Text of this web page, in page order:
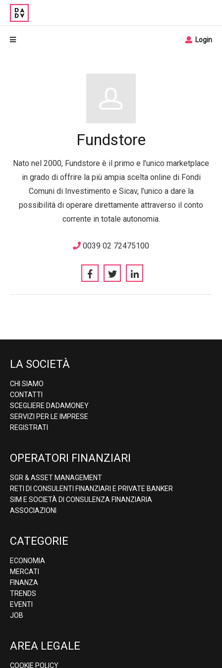
Login
Fundstore
Nato nel 2000, Fundstore è il primo e l’unico marketplace
in grado di offrire la più ampia scelta online di Fondi
Comuni di Investimento e Sicav, l’unico a dare la
possibilità di operare direttamente attraverso il conto
corrente in totale autonomia.
0039 02 72475100
LA SOCIETÀ
CHI SIAMO
CONTATTI
SCEGLIERE DADAMONEY
SERVIZI PER LE IMPRESE
REGISTRATI
OPERATORI FINANZIARI
SGR & ASSET MANAGEMENT
RETI DI CONSULENTI FINANZIARI E PRIVATE BANKER
SIM E SOCIETÀ DI CONSULENZA FINANZIARIA
ASSOCIAZIONI
CATEGORIE
ECONOMIA
MERCATI
FINANZA
TRENDS
EVENTI
JOB
AREA LEGALE
COOKIE POLICY